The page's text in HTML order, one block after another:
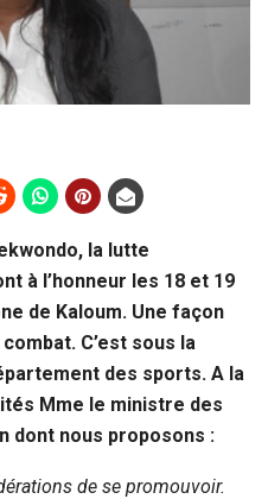
la lutte
à l’honneur les 18 et 19
de Kaloum. Une façon
C’est sous la
des sports. A la
Mme le ministre des
dont nous proposons :
de se promouvoir.